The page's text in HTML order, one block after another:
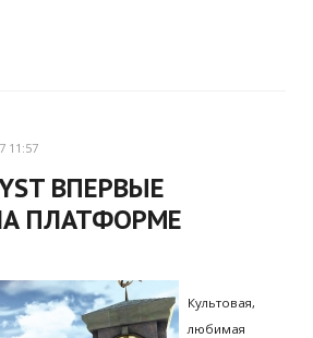
11:57
ВПЕРВЫЕ
ПЛАТФОРМЕ
Культовая,
любимая